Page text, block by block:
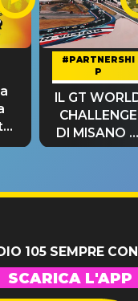
#PARTNERSHI
P
IL GT
CHALLENGE
DI MISANO si
riconferma
105 SEMPRE
SCARICA L'APP